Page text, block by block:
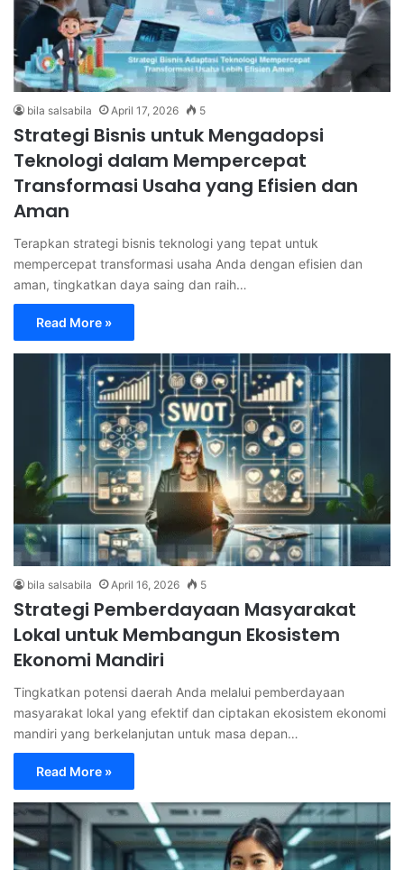
bila salsabila April 17, 2026 5
Strategi Bisnis untuk Mengadopsi
Teknologi dalam Mempercepat
Transformasi Usaha yang Efisien dan
Aman
Terapkan strategi bisnis teknologi yang tepat untuk
mempercepat transformasi usaha Anda dengan efisien dan
aman, tingkatkan daya saing dan raih…
Read More »
bila salsabila April 16, 2026 5
Strategi Pemberdayaan Masyarakat
Lokal untuk Membangun Ekosistem
Ekonomi Mandiri
Tingkatkan potensi daerah Anda melalui pemberdayaan
masyarakat lokal yang efektif dan ciptakan ekosistem ekonomi
mandiri yang berkelanjutan untuk masa depan…
Read More »